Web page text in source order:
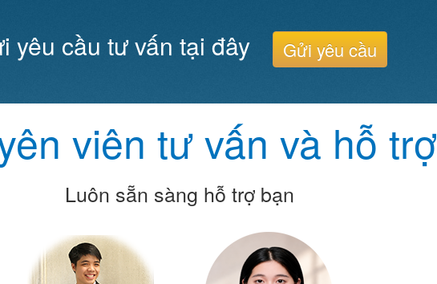
yêu cầu tư vấn tại đây Gửi yêu cầu
viên tư vấn và hỗ trợ
Luôn sẵn sàng hỗ trợ bạn